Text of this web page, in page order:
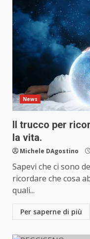
News
Il trucco per
la vita.
Michele DAgostino
Sapevi che ci sono
ricordare che cosa
quali...
Per saperne di più